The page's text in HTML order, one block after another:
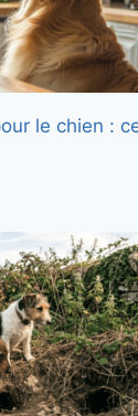
le chien :